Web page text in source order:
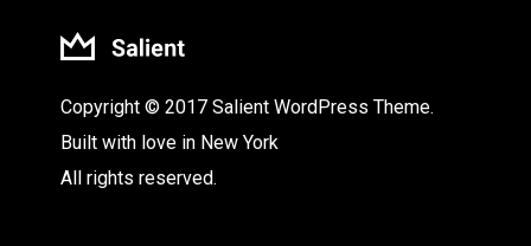
Copyright © 2017 Salient WordPress Theme.
Built with love in New York
All rights reserved.